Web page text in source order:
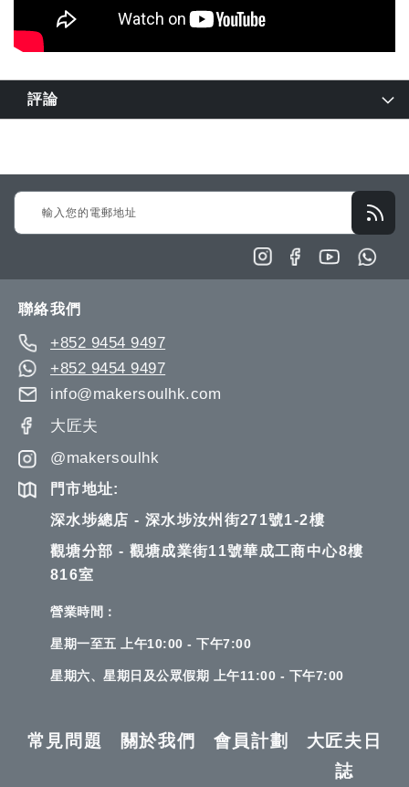
評論
Sign
Up
聯絡我們
+852 9454 9497
+852 9454 9497
info@makersoulhk.com
大匠夫
@makersoulhk
門市地址:
深水埗總店 - 深水埗汝州街271號1-2樓
觀塘分部 - 觀塘成業街11號華成工商中心8樓
816室
營業時間：
星期一至五 上午10:00 - 下午7:00
星期六、星期日及公眾假期 上午11:00 - 下午7:00
常見問題 關於我們 會員計劃
大匠夫日
誌